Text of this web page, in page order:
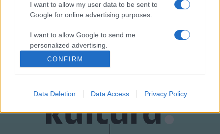
I want to allow my user data to be sent to
Google for online advertising purposes.
I want to allow Google to send me
personalized advertising.
I want to allow Google to enable storage
related to analytics like cookies on web or
related to functionality of the website or app.
CONFIRM
Data Deletion Data Access Privacy Policy
(Múlt-kor/MTI-Panoráma)
MEGOSZTÁS